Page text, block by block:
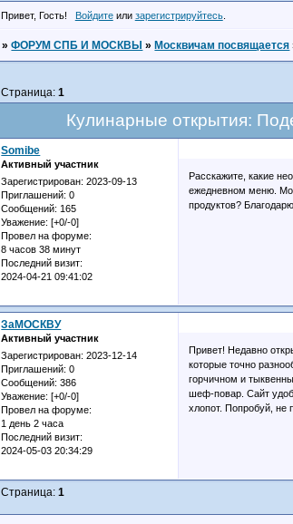
Привет, Гость! Войдитеили зарегистрируйтесь.
»ФОРУМ СПБ И МОСКВЫ » Москвичам посвящается
Кулинарные открытия:
Страница:1
Somibe
Активный участник
Зарегистрирован: 2023-09-13
Приглашений: 0
Сообщений: 165
Уважение: [+0/-0]
Провел на форуме:
8 часов 38 минут
Последний визит:
2024-04-21 09:41:02
Расскажите, какие
ежедневном меню.
продуктов?
ЗаМОСКВУ
Активный участник
Зарегистрирован: 2023-12-14
Приглашений: 0
Сообщений: 386
Уважение: [+0/-0]
Провел на форуме:
1 день 2 часа
Последний визит:
2024-05-03 20:34:29
Привет! Недавно
которые точно
горчичном и
шеф-повар. Сайт
хлопот. Попробуй, не
Страница:1